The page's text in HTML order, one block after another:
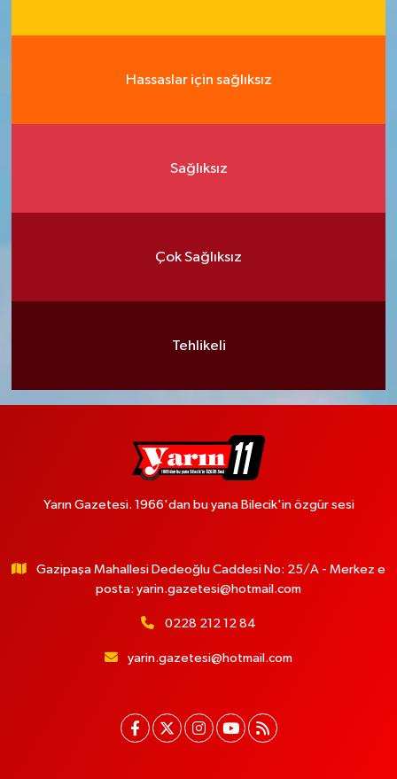
Hassaslar için sağlıksız
Sağlıksız
Çok Sağlıksız
Tehlikeli
Yarın Gazetesi. 1966'dan bu yana Bilecik'in özgür sesi
Gazipaşa Mahallesi Dedeoğlu Caddesi No: 25/A - Merkez e
posta: yarin.gazetesi@hotmail.com
0228 212 12 84
yarin.gazetesi@hotmail.com